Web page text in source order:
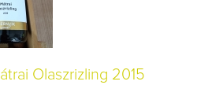
Olaszrizling 2015